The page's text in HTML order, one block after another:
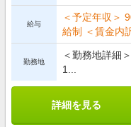
給与
＜予定年収＞
給制 ＜賃金内
勤務地
＜勤務地詳細
1...
詳細を見る